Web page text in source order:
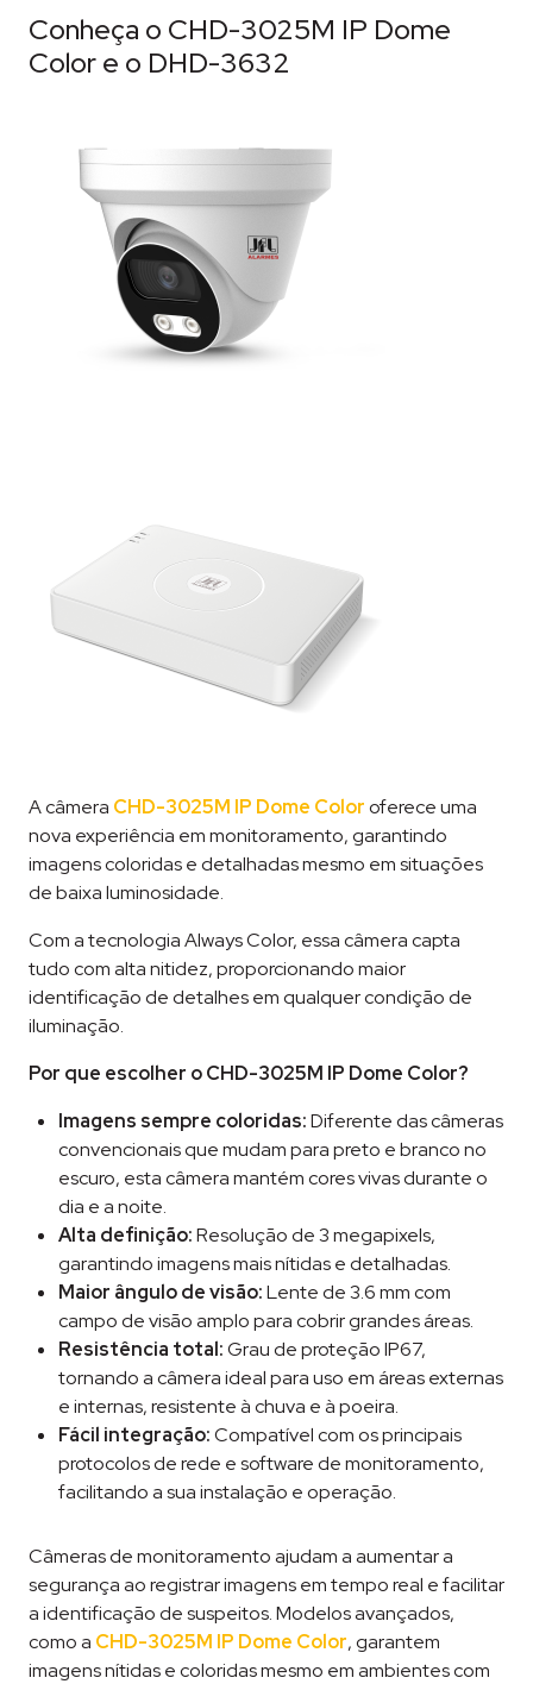
Conheça o CHD-3025M IP Dome
Color e o DHD-3632
A câmera CHD-3025M IP Dome Coloroferece uma
nova experiência em monitoramento, garantindo
imagens coloridas e detalhadas mesmo em situações
de baixa luminosidade.
Com a tecnologia Always Color, essa câmera capta
tudo com alta nitidez, proporcionando maior
identificação de detalhes em qualquer condição de
iluminação.
Por que escolher o CHD-3025M IP Dome Color?
Imagens sempre coloridas:Diferente das câmeras
convencionais que mudam para preto e branco no
escuro, esta câmera mantém cores vivas durante o
dia e a noite.
Alta definição:Resolução de 3 megapixels,
garantindo imagens mais nítidas e detalhadas.
Maior ângulo de visão:Lente de 3.6 mm com
campo de visão amplo para cobrir grandes áreas.
Resistência total:Grau de proteção IP67,
tornando a câmera ideal para uso em áreas externas
e internas, resistente à chuva e à poeira.
Fácil integração:Compatível com os principais
protocolos de rede e software de monitoramento,
facilitando a sua instalação e operação.
Câmeras de monitoramento ajudam a aumentar a
segurança ao registrar imagens em tempo real e facilitar
a identificação de suspeitos. Modelos avançados,
como a CHD-3025M IP Dome Color, garantem
imagens nítidas e coloridas mesmo em ambientes com